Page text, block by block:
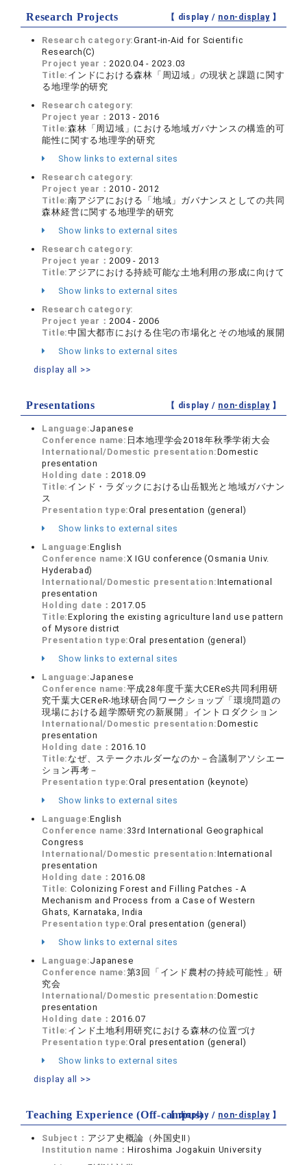
Research Projects 【 display / non-display】
Research category:Grant-in-Aid for Scientific
Research(C)
Project year：2020.04 - 2023.03
Title: インドにおける森林「周辺域」の現状と課題に関す
る地理学的研究
Research category:
Project year：2013 - 2016
Title:森林「周辺域」における地域ガバナンスの構造的可
能性に関する地理学的研究
Show links to external sites
Research category:
Project year：2010 - 2012
Title:南アジアにおける「地域」ガバナンスとしての共同
森林経営に関する地理学的研究
Show links to external sites
Research category:
Project year：2009 - 2013
Title: アジアにおける持続可能な土地利用の形成に向けて
Show links to external sites
Research category:
Project year：2004 - 2006
Title:中国大都市における住宅の市場化とその地域的展開
Show links to external sites
display all >>
Presentations 【 display / non-display】
Language:Japanese
Conference name: 日本地理学会2018年秋季学術大会
International/Domestic presentation:Domestic
presentation
Holding date：2018.09
Title: インド・ラダックにおける山岳観光と地域ガバナン
ス
Presentation type:Oral presentation (general)
Show links to external sites
Language:English
Conference name:X IGU conference (Osmania Univ.
Hyderabad)
International/Domestic presentation:International
presentation
Holding date：2017.05
Title:Exploring the existing agriculture land use pattern
of Mysore district
Presentation type:Oral presentation (general)
Show links to external sites
Language:Japanese
Conference name:平成28年度千葉大CEReS共同利用研
究千葉大CEReR-地球研合同ワークショップ「環境問題の
現場における超学際研究の新展開」イントロダクション
International/Domestic presentation:Domestic
presentation
Holding date：2016.10
Title: なぜ、ステークホルダーなのか－合議制アソシエー
ション再考－
Presentation type:Oral presentation (keynote)
Show links to external sites
Language:English
Conference name: 33rd International Geographical
Congress
International/Domestic presentation:International
presentation
Holding date：2016.08
Title: Colonizing Forest and Filling Patches - A
Mechanism and Process from a Case of Western
Ghats, Karnataka, India
Presentation type:Oral presentation (general)
Show links to external sites
Language:Japanese
Conference name:第3回「インド農村の持続可能性」研
究会
International/Domestic presentation:Domestic
presentation
Holding date：2016.07
Title: インド土地利用研究における森林の位置づけ
Presentation type:Oral presentation (general)
Show links to external sites
display all >>
Teaching Experience (Off-campus)
【 display / non-display】
Subject： アジア史概論（外国史Ⅱ）
Institution name：Hiroshima Jogakuin University